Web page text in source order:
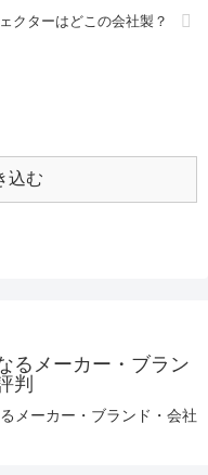
クターはどこの会社製？
込む
るメーカー・ブラン
判
メーカー・ブランド・会社